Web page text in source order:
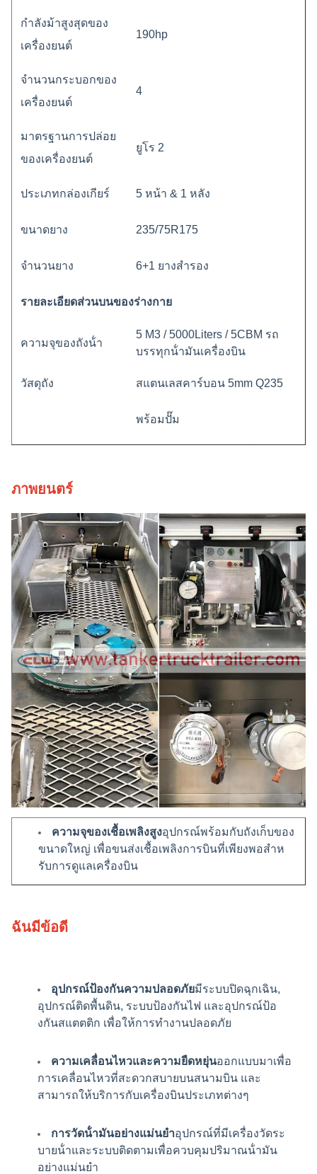
กําลังม้าสูงสุดของ
เครื่องยนต์
190hp
จํานวนกระบอกของ
เครื่องยนต์
4
มาตรฐานการปล่อย
ของเครื่องยนต์
ยูโร 2
ประเภทกล่องเกียร์ 5 หน้า & 1 หลัง
ขนาดยาง 235/75R175
จํานวนยาง 6+1 ยางสํารอง
รายละเอียดส่วนบนของร่างกาย
ความจุของถังน้ํา
5 M3 / 5000Liters / 5CBM รถ
บรรทุกน้ํามันเครื่องบิน
วัสดุถัง สแตนเลสคาร์บอน 5mm Q235
พร้อมปั๊ม
อัตราการปั๊มท่อ: 700L/นาที,
0.25MPa
อัตราการไหลของเชือกระบอก:
100L-150L/นาที
ภาพยนตร์
ความจุของเชื้อเพลิงสูงอุปกรณ์พร้อมกับถังเก็บของ
ขนาดใหญ่ เพื่อขนส่งเชื้อเพลิงการบินที่เพียงพอสําห
รับการดูแลเครื่องบิน
เครื่องวัด, หลอด, และช่องสําหรับการจัดส่งน้ํามัน
สะอาดและไม่มีน้ําหรือสารปนเปื้อน ก่อนการเติมน้ํา
มัน
ฉันมีข้อดี
อุปกรณ์ป้องกันความปลอดภัยมีระบบปิดฉุกเฉิน,
อุปกรณ์ติดพื้นดิน, ระบบป้องกันไฟ และอุปกรณ์ป้อ
งกันสแตตติก เพื่อให้การทํางานปลอดภัย
ความเคลื่อนไหวและความยืดหยุ่นออกแบบมาเพื่อ
การเคลื่อนไหวที่สะดวกสบายบนสนามบิน และ
สามารถให้บริการกับเครื่องบินประเภทต่างๆ
การวัดน้ํามันอย่างแม่นยําอุปกรณ์ที่มีเครื่องวัดระ
บายน้ําและระบบติดตามเพื่อควบคุมปริมาณน้ํามัน
อย่างแม่นยํา